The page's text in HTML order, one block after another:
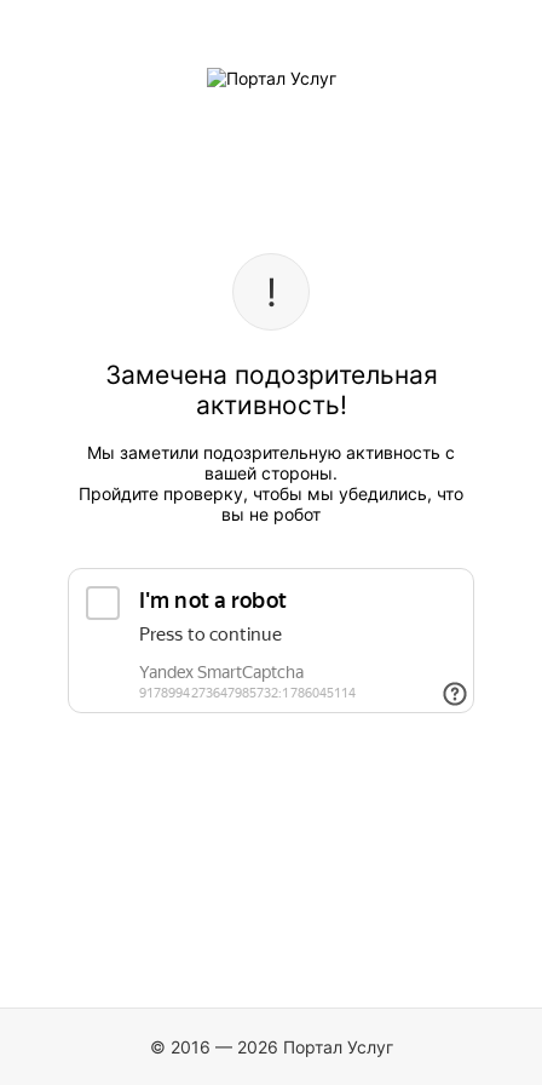
Замечена подозрительная
активность!
Мы заметили подозрительную активность с
вашей стороны.
Пройдите проверку, чтобы мы убедились, что
вы не робот
© 2016 — 2026 Портал Услуг